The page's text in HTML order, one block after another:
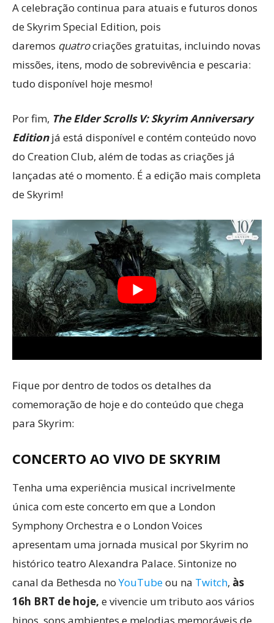
A celebração continua para atuais e futuros donos
de Skyrim Special Edition, pois
daremos quatrocriações gratuitas, incluindo novas
missões, itens, modo de sobrevivência e pescaria:
tudo disponível hoje mesmo!
Por fim, The Elder Scrolls V: Skyrim Anniversary
Editionjá está disponível e contém conteúdo novo
do Creation Club, além de todas as criações já
lançadas até o momento. É a edição mais completa
de Skyrim!
Fique por dentro de todos os detalhes da
comemoração de hoje e do conteúdo que chega
para Skyrim:
CONCERTO AO VIVO DE SKYRIM
Tenha uma experiência musical incrivelmente
única com este concerto em que a London
Symphony Orchestra e o London Voices
apresentam uma jornada musical por Skyrim no
histórico teatro Alexandra Palace. Sintonize no
canal da Bethesda noYouTubeou na Twitch, às
16h BRT de hoje, e vivencie um tributo aos vários